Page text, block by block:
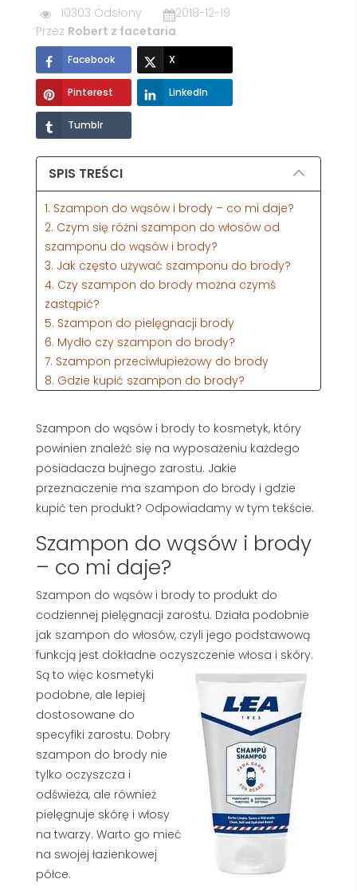
10303 Odsłony
2018-12-19
Przez Robert z facetaria
Facebook X
Pinterest LinkedIn
Tumblr
SPIS TREŚCI
1. Szampon do wąsów i brody – co mi daje?
2. Czym się różni szampon do włosów od
szamponu do wąsów i brody?
3. Jak często używać szamponu do brody?
4. Czy szampon do brody można czymś
zastąpić?
5. Szampon do pielęgnacji brody
6. Mydło czy szampon do brody?
7. Szampon przeciwłupieżowy do brody
8. Gdzie kupić szampon do brody?
Szampon do wąsów i brody to kosmetyk, który
powinien znaleźć się na wyposażeniu każdego
posiadacza bujnego zarostu. Jakie
przeznaczenie ma szampon do brody i gdzie
kupić ten produkt? Odpowiadamy w tym tekście.
Szampon do wąsów i brody
– co mi daje?
Szampon do wąsów i brody to produkt do
codziennej pielęgnacji zarostu. Działa podobnie
jak szampon do włosów, czyli jego podstawową
funkcją jest dokładne oczyszczenie włosa i skóry.
Są to więc kosmetyki
podobne, ale lepiej
dostosowane do
specyfiki zarostu. Dobry
szampon do brody nie
tylko oczyszcza i
odświeża, ale również
pielęgnuje skórę i włosy
na twarzy. Warto go mieć
na swojej łazienkowej
półce.